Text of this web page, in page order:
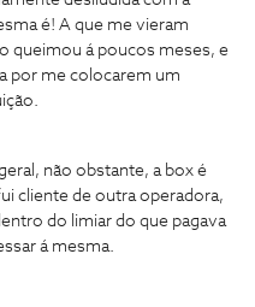
é! A que me vieram
queimou á poucos meses, e
por me colocarem um
não obstante, a box é
cliente de outra operadora,
do limiar do que pagava
á mesma.